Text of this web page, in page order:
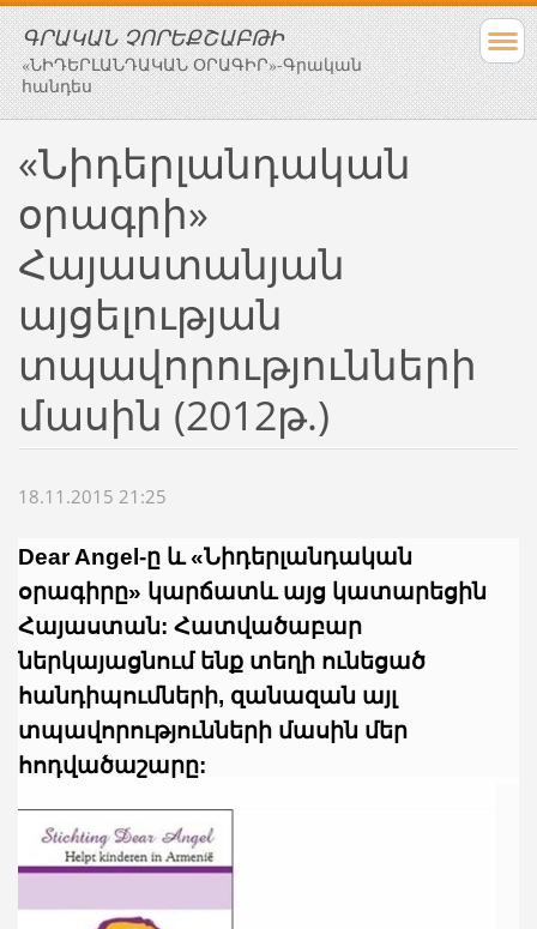
ԳՐԱԿԱՆ ՉՈՐԵՔՇԱԲԹԻ
«ՆԻԴԵՐԼԱՆԴԱԿԱՆ ՕՐԱԳԻՐ»-Գրական
հանդես
«Նիդերլանդական
օրագրի»
Հայաստանյան
այցելության
տպավորությունների
մասին (2012թ.)
18.11.2015 21:25
Dear Angel-ը և «Նիդերլանդական
օրագիրը» կարճատև այց կատարեցին
Հայաստան: Հատվածաբար
ներկայացնում ենք տեղի ունեցած
հանդիպումների, զանազան այլ
տպավորությունների մասին մեր
հոդվածաշարը: